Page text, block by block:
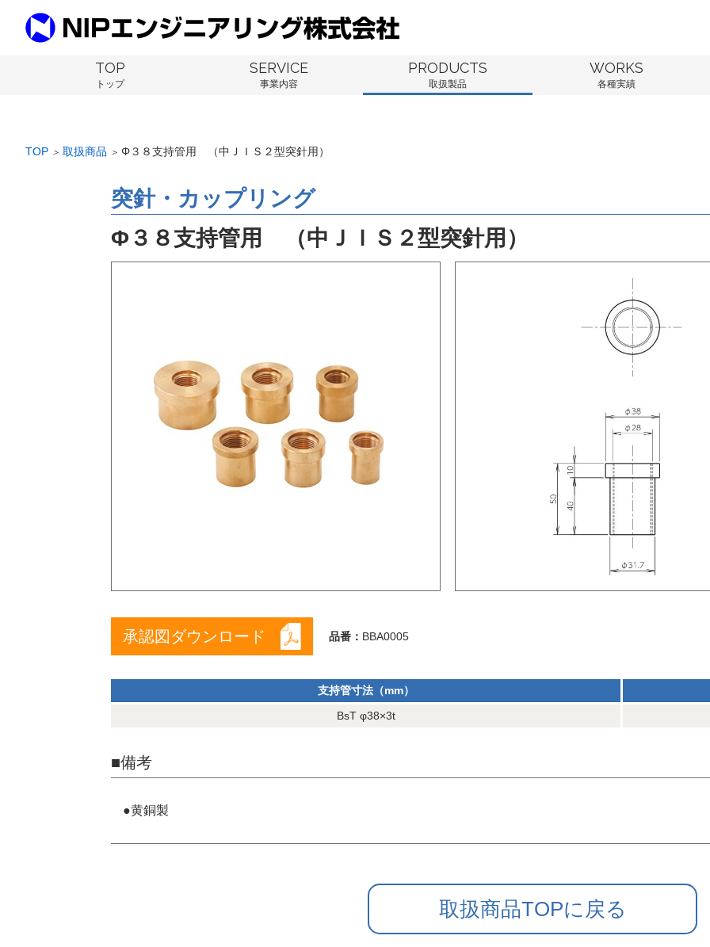
TOP
トップ
SERVICE
事業内容
PRODUCTS
取扱製品
WORKS
各種実績
TOP ＞ 取扱商品 ＞ Φ３８支持管用 （中ＪＩＳ２型突針用）
突針・カップリング
Φ３８支持管用 （中ＪＩＳ２型突針用）
承認図ダウンロード 品番： BBA0005
支持管寸法（mm）
BsT φ38×3t
■備考
●黄銅製
取扱商品TOPに戻る